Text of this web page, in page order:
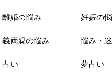
離婚の悩み 妊娠の
義両親の悩み 悩み・
占い 夢占い